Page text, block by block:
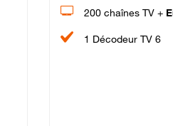
200 chaînes TV +
1 Décodeur TV 6